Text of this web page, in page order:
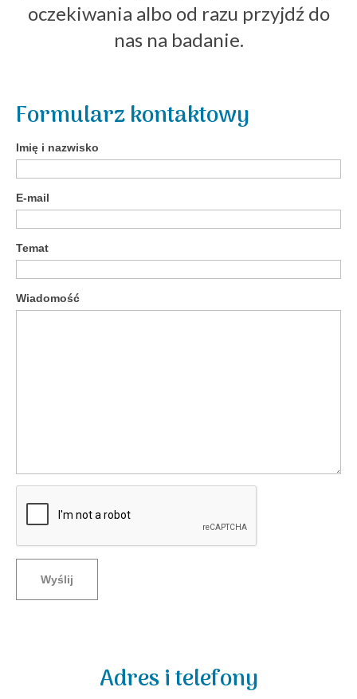
oczekiwania albo od razu przyjdź do
nas na badanie.
Formularz kontaktowy
Imię i nazwisko
E-mail
Temat
Wiadomość
Wyślij
Adres i telefony